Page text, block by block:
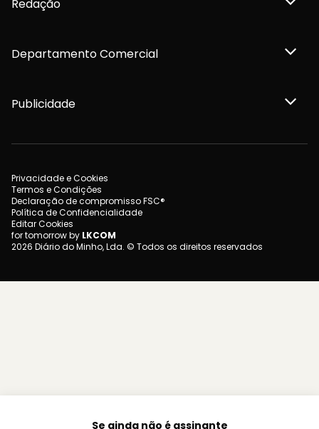
Se ainda não é assinante
Redação
Departamento Comercial
Publicidade
Privacidade e Cookies
Termos e Condições
Declaração de compromisso FSC®
Política de Confidencialidade
Editar Cookies
for tomorrow by LKCOM
2026 Diário do Minho, Lda. © Todos os direitos reservados